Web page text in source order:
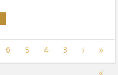
«
‹
3
4
5
6